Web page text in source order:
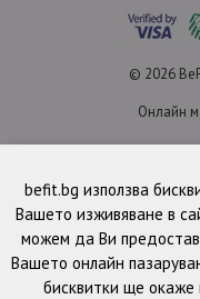
© 2026
Онлайн
befit.bg използва
Вашето изживяване в
можем да Ви
Вашето онлайн
бисквитки ще окаже